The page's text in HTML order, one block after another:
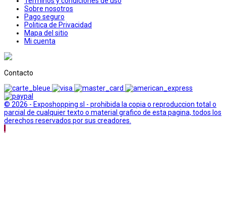
Sobre nosotros
Pago seguro
Politica de Privacidad
Mapa del sitio
Mi cuenta
Contacto
© 2026 - Exposhopping sl - prohibida la copia o reproduccion total o
parcial de cualquier texto o material grafico de esta pagina, todos los
derechos reservados por sus creadores.